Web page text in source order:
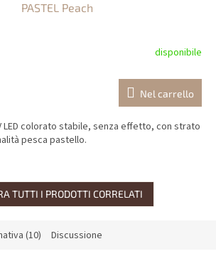
PASTEL Peach
disponibile
Nel carrello
LED colorato stabile, senza effetto, con strato
pesca pastello.
TUTTI I PRODOTTI CORRELATI
(10) Discussione